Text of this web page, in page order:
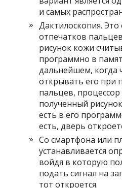
и самых
Дактилоскопия.
отпечатков
рисунок кожи
программно в
дальнейшем, когда
открывать его при
пальцев,
полученный
есть в его
есть, дверь
Со смартфона или
устанавливается
войдя в которую
подать сигнал на
тот откроется.